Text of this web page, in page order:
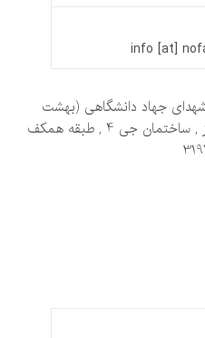
info [at]
شهدای جهاد دانشگاهی (بهشت
سکینه ) , پارک علم و فناوری البرز , ساختمان جی 4 , طبقه همکف